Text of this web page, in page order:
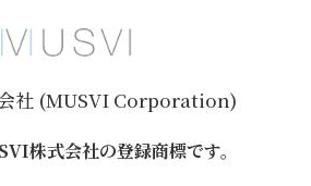
社 (MUSVI Corporation)
株式会社の登録商標です。